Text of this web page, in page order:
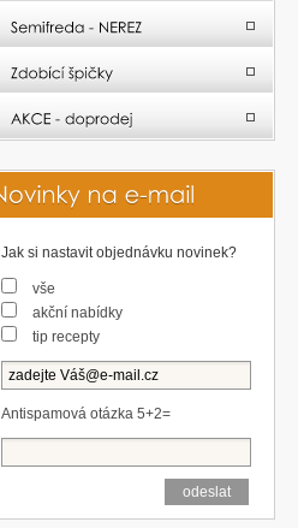
Jak si nastavit objednávku novinek?
vše
akční nabídky
tip recepty
Antispamová otázka 5+2=